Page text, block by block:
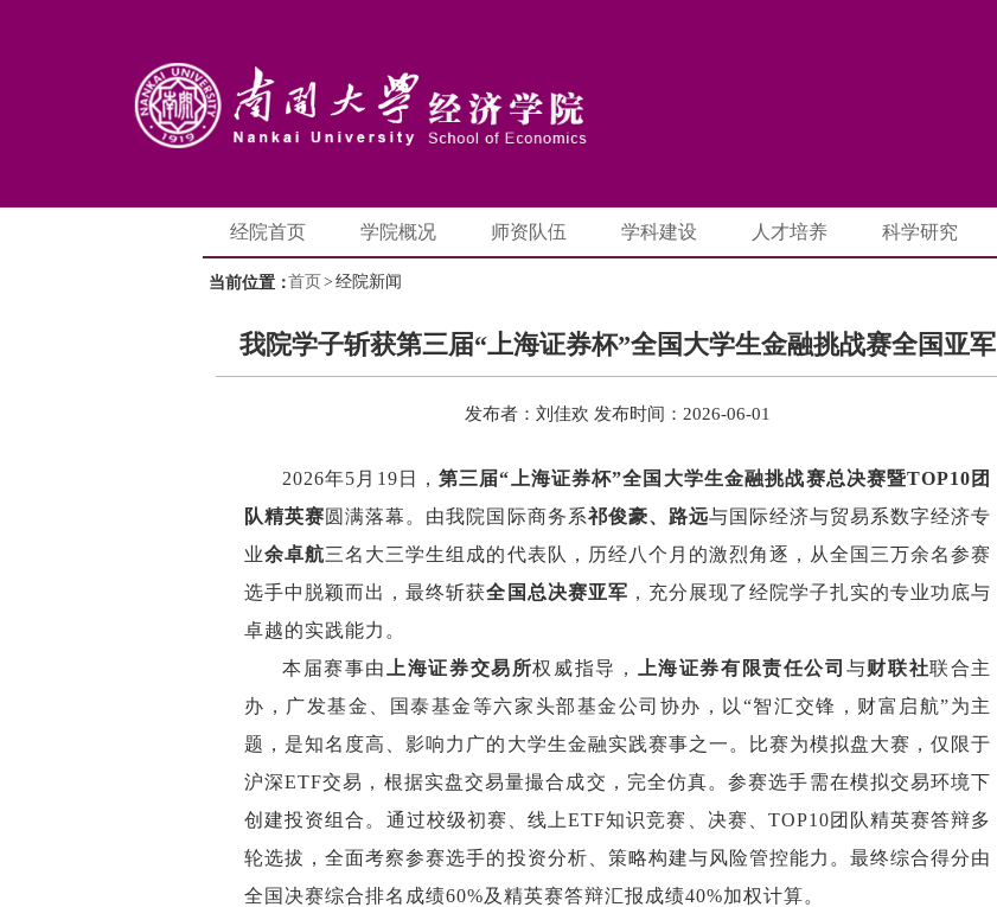
经院首页 学院概况 师资队伍 学科建设 人才培养 科学研究
当前位置：首页 > 经院新闻
我院学子斩获第三届“上海证券杯”全国大学生金融挑战赛全国亚军
发布者：刘佳欢 发布时间：2026-06-01
2026年5月19日， 第三届“ 上海证券杯”全国大学生金融挑战赛总决赛暨TOP10 团
队精英赛圆满落幕。由我院国际商务系祁俊豪、路远与国际经济与贸易系数字经济专
业余卓航三名大三学生组成的代表队，历经八 个月的激烈角逐 ， 从全国三万余名参赛
选手中脱颖而出，最终斩获全国总决赛亚军 ，充分展现了经院学子扎实的专业功底与
卓越的实践能力。
本届赛事由
上海证券交易所权威指导， 上海证券有限责任公司 与财联社联合主
办，广发基金、国泰基金等六家头部基金公司协办，以 “智汇交锋，财富启航”为主
题，是知名度高
、影响力广的大学生金融实践赛事之一。比赛为模拟盘大赛，仅限于
沪深ETF交易，根据实盘交易量撮合成交，完全仿真。参赛选手需在模拟交易环境下
创建投资组合。通过校级初赛、线上ETF知识竞赛、决赛、 TOP10团队精英赛答辩多
轮选拔，全面考察参赛选手的投资分析、策略构建与风险管控能力。最终综合得分由
全国决赛综合排名成绩60%及精英赛答辩汇报成绩40%加权计算。